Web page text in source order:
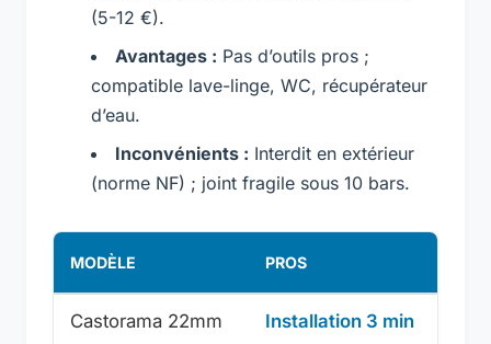
(5-12 €).
Avantages : Pas d’outils pros ;
compatible lave-linge, WC, récupérateur
d’eau.
Inconvénients : Interdit en extérieur
(norme NF) ; joint fragile sous 10 bars.
MODÈLE PROS
Castorama 22mm Installation 3 min